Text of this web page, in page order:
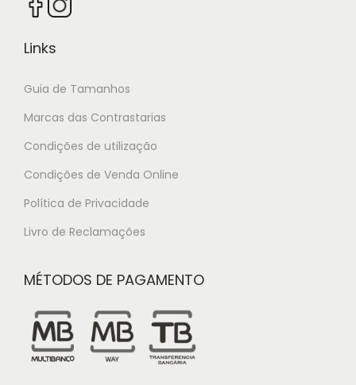
Links
Guia de Tamanhos
Marcas das Contrastarias
Condições de utilização
Condições de Venda Online
Política de Privacidade
Livro de Reclamações
MÉTODOS DE PAGAMENTO